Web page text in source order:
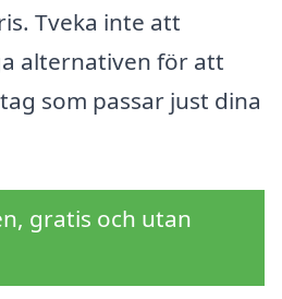
Tveka inte att
alternativen för att
som passar just dina
gratis och utan